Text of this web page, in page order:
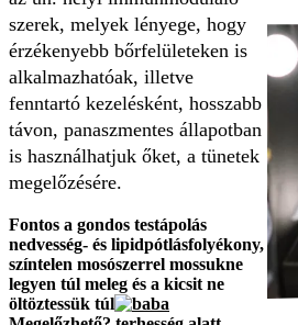
szerek, melyek lényege, hogy
érzékenyebb bőrfelületeken is
alkalmazhatóak, illetve
fenntartó kezelésként, hosszabb
távon, panaszmentes állapotban
is használhatjuk őket, a tünetek
megelőzésére.
Fontos a gondos testápolás
nedvesség- és lipidpótlásfolyékony,
színtelen mosószerrel mossukne
legyen túl meleg és a kicsit ne
öltöztessük túl